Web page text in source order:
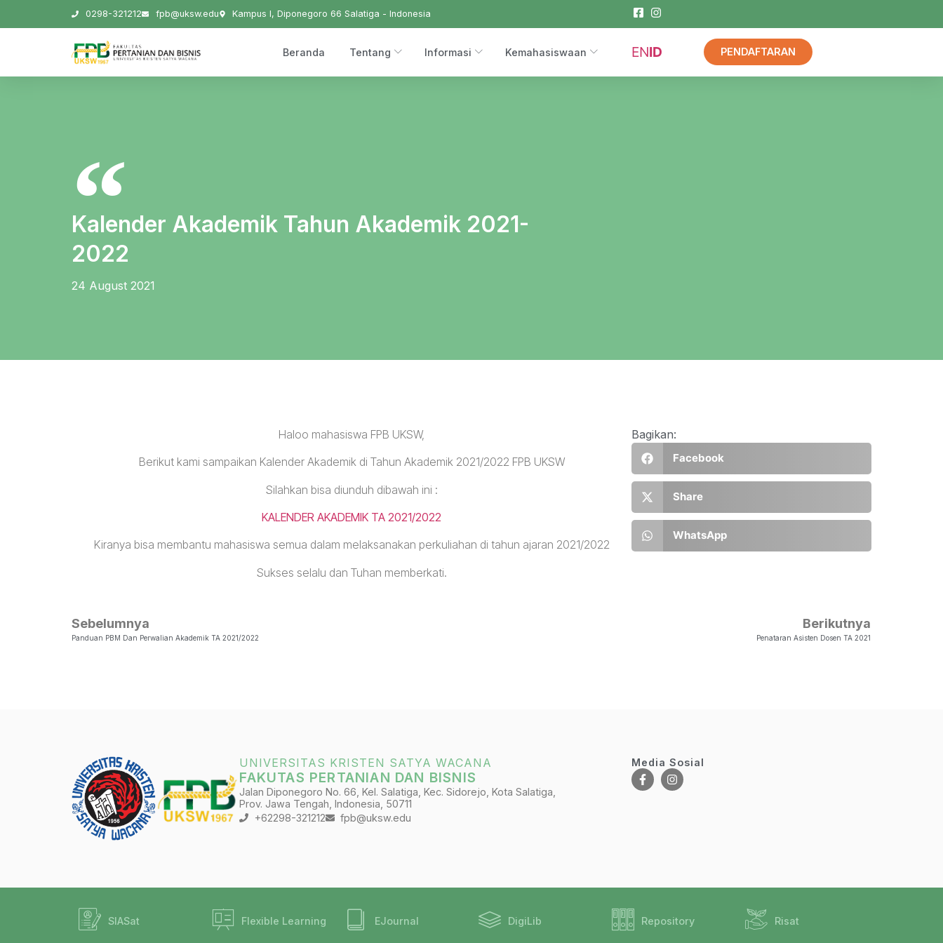
0298-321212 fpb@uksw.edu Kampus I, Diponegoro 66 Salatiga - Indonesia
Beranda Tentang Informasi Kemahasiswaan ENID PENDAFTARAN
Kalender Akademik Tahun Akademik 2021-
2022
24 August 2021
Haloo mahasiswa FPB UKSW,
Berikut kami sampaikan Kalender Akademik di Tahun Akademik 2021/2022 FPB UKSW
Silahkan bisa diunduh dibawah ini :
KALENDER AKADEMIK TA 2021/2022
Kiranya bisa membantu mahasiswa semua dalam melaksanakan perkuliahan di tahun ajaran 2021/2022
Sukses selalu dan Tuhan memberkati.
Bagikan:
Facebook
Share
WhatsApp
Sebelumnya
Panduan PBM Dan Perwalian Akademik TA 2021/2022
Berikutnya
Penataran Asisten Dosen TA 2021
UNIVERSITAS KRISTEN SATYA WACANA
FAKUTAS PERTANIAN DAN BISNIS
Jalan Diponegoro No. 66, Kel. Salatiga, Kec. Sidorejo, Kota Salatiga,
Prov. Jawa Tengah, Indonesia, 50711
+62298-321212
fpb@uksw.edu
Media Sosial
SIASat Flexible Learning EJournal DigiLib Repository Risat